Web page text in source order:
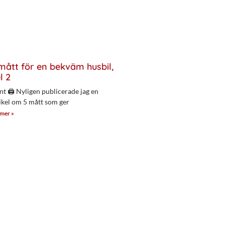
för en bekväm husbil,
2
🖨 Nyligen publicerade jag en
om 5 mått som ger
»